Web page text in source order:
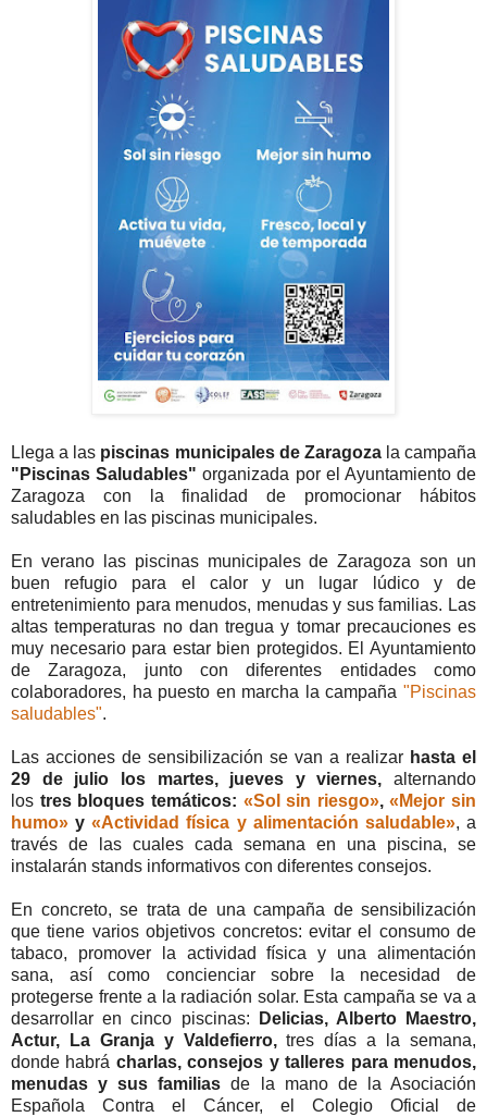
Llega a las piscinas municipales de Zaragozala campaña
"Piscinas Saludables"organizada por el Ayuntamiento de
Zaragoza con la finalidad de promocionar hábitos
saludables en las piscinas municipales.
En verano las piscinas municipales de Zaragoza son un
buen refugio para el calor y un lugar lúdico y de
entretenimiento para menudos, menudas y sus familias. Las
altas temperaturas no dan tregua y tomar precauciones es
muy necesario para estar bien protegidos. El Ayuntamiento
de Zaragoza, junto con diferentes entidades como
colaboradores, ha puesto en marcha la campaña "Piscinas
saludables".
Las acciones de sensibilización se van a realizar hasta el
29 de julio los martes, jueves y viernes, alternando
los tres bloques temáticos: «Sol sin riesgo»,«Mejor sin
humo» y«Actividad física y alimentación saludable», a
través de las cuales cada semana en una piscina, se
instalarán stands informativos con diferentes consejos.
En concreto, se trata de una campaña de sensibilización
que tiene varios objetivos concretos: evitar el consumo de
tabaco, promover la actividad física y una alimentación
sana, así como concienciar sobre la necesidad de
protegerse frente a la radiación solar. Esta campaña se va a
desarrollar en cinco piscinas:
Delicias, Alberto Maestro,
Actur, La Granja y Valdefierro,tres días a la semana,
donde habrá charlas, consejos y talleres para menudos,
menudas y sus familiasde la mano de la Asociación
Española Contra el Cáncer, el Colegio Oficial de